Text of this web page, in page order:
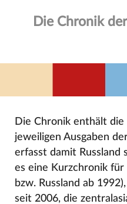
Die Chronik
Die Chronik enthält die
jeweiligen Ausgaben
erfasst damit Russland
es eine Kurzchronik
bzw. Russland ab
seit 2006, die